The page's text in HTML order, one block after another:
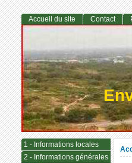
Accueil du site Contact
1 - Informations locales
2 - Informations générales